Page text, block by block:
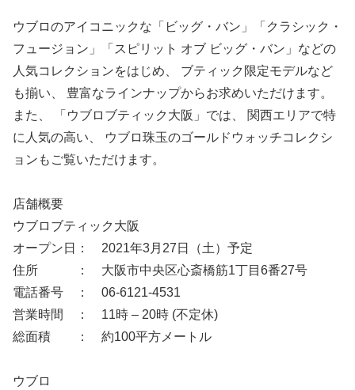
ウブロのアイコニックな「ビッグ・バン」「クラシック・
フュージョン」「スピリット オブ ビッグ・バン」などの
人気コレクションをはじめ、 ブティック限定モデルなど
も揃い、 豊富なラインナップからお求めいただけます。
また、 「ウブロブティック大阪」では、 関西エリアで特
に人気の高い、 ウブロ珠玉のゴールドウォッチコレクシ
ョンもご覧いただけます。
店舗概要
ウブロブティック大阪
オープン日： 2021年3月27日（土）予定
住所 ： 大阪市中央区心斎橋筋1丁目6番27号
電話番号 ： 06-6121-4531
営業時間 ： 11時 – 20時 (不定休)
総面積 ： 約100平方メートル
ウブロ